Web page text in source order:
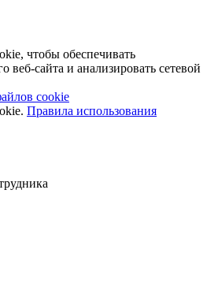
чтобы обеспечивать
веб-сайта и анализировать сетевой
cookie
Правила использования